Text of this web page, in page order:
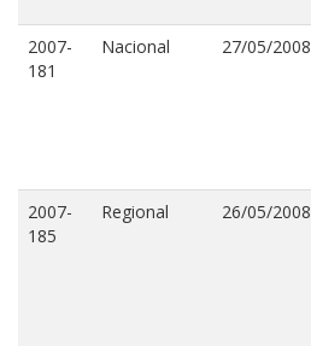
2007-
181
Nacional 27/05/2008
2007-
185
Regional 26/05/2008